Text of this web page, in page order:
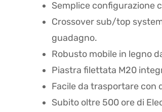
Semplice configurazione
Crossover sub/top
guadagno.
Robusto mobile in legno
Piastra filettata M20
Facile da trasportare con
Subito oltre 500 ore di